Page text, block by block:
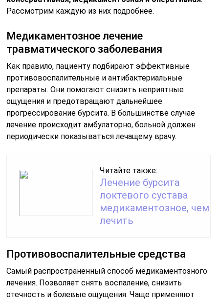
Рассмотрим каждую из них подробнее.
Медикаментозное лечение
травматического заболевания
Как правило, пациенту подбирают эффективные
противовоспалительные и антибактериальные
препараты. Они помогают снизить неприятные
ощущения и предотвращают дальнейшее
прогрессирование бурсита. В большинстве случае
лечение происходит амбулаторно, больной должен
периодически показываться лечащему врачу.
Читайте также:
Лечение бурсита
локтевого сустава
медикаментозное, чем
лечить
Противовоспалительные средства
Самый распространенный способ медикаментозного
лечения. Позволяет снять воспаление, снизить
отечность и болевые ощущения. Чаще применяют